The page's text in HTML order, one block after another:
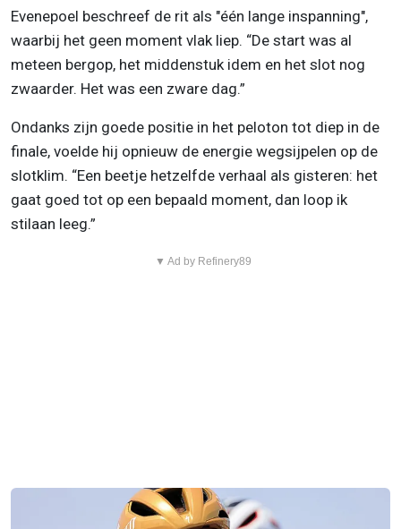
Evenepoel beschreef de rit als "één lange inspanning",
waarbij het geen moment vlak liep. “De start was al
meteen bergop, het middenstuk idem en het slot nog
zwaarder. Het was een zware dag.”
Ondanks zijn goede positie in het peloton tot diep in de
finale, voelde hij opnieuw de energie wegsijpelen op de
slotklim. “Een beetje hetzelfde verhaal als gisteren: het
gaat goed tot op een bepaald moment, dan loop ik
stilaan leeg.”
▼ Ad by Refinery89